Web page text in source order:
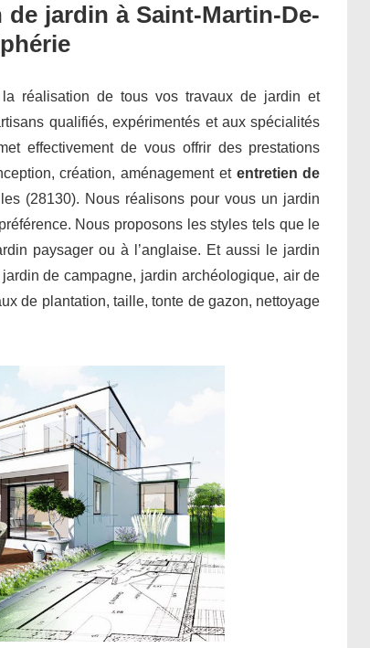
jardin à Saint-Martin-De-
réalisation de tous vos travaux de jardin et
qualifiés, expérimentés et aux spécialités
effectivement de vous offrir des prestations
création, aménagement et entretien de
(28130). Nous réalisons pour vous un jardin
Nous proposons les styles tels que le
paysager ou à l’anglaise. Et aussi le jardin
de campagne, jardin archéologique, air de
de plantation, taille, tonte de gazon, nettoyage